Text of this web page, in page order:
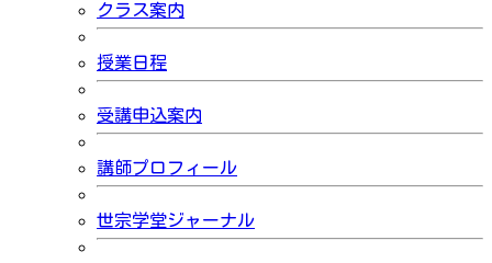
クラス案内
授業日程
受講申込案内
講師プロフィール
世宗学堂ジャーナル